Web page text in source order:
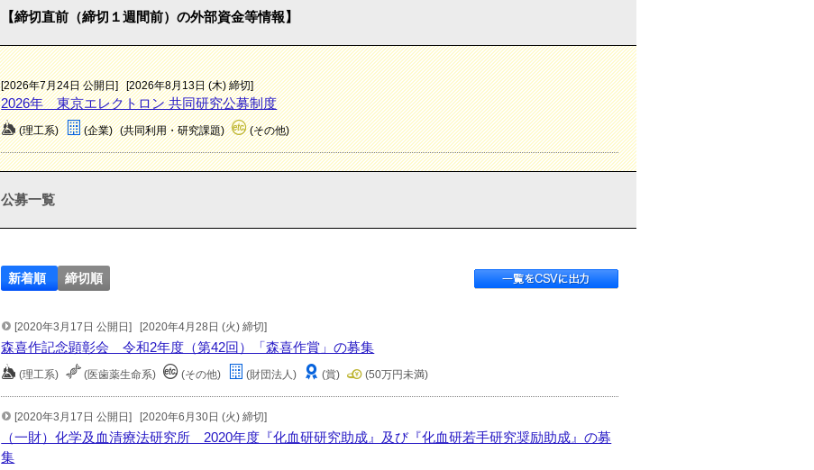
【締切直前（締切１週間前）の外部資金等情報】
[2026年7月24日 公開日] [2026年8月13日 (木) 締切]
2026年 東京エレクトロン 共同研究公募制度
(理工系) (企業) (共同利用・研究課題) (その他)
公募一覧
新着順 締切順
[2020年3月17日 公開日] [2020年4月28日 (火) 締切]
森喜作記念顕彰会 令和2年度（第42回）「森喜作賞」の募集
(理工系) (医歯薬生命系) (その他) (財団法人) (賞) (50万円未満)
[2020年3月17日 公開日] [2020年6月30日 (火) 締切]
（一財）化学及血清療法研究所 2020年度『化血研研究助成』及び『化血研若手研究奨励助成』の募
集